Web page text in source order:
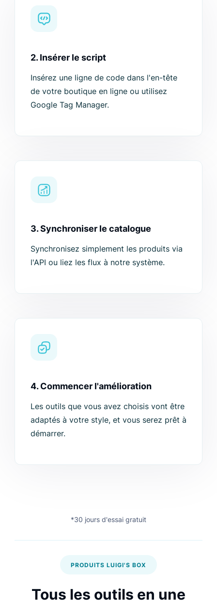
2. Insérer le script
Insérez une ligne de code dans l'en-tête
de votre boutique en ligne ou utilisez
Google Tag Manager.
3. Synchroniser le catalogue
Synchronisez simplement les produits via
l'API ou liez les flux à notre système.
4. Commencer l'amélioration
Les outils que vous avez choisis vont être
adaptés à votre style, et vous serez prêt à
démarrer.
*30 jours d'essai gratuit
PRODUITS LUIGI'S BOX
Tous les outils en une